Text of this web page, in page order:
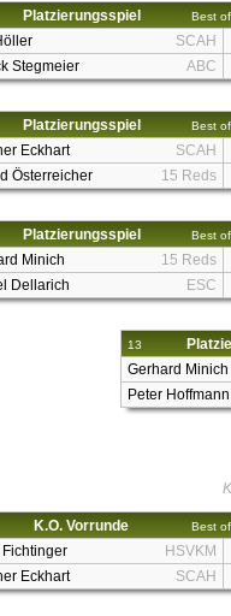
Platzierungsspiel Best
SCAH
Stegmeier
ABC
Platzierungsspiel Best
Eckhart
SCAH
Österreicher
15 Reds
Platzierungsspiel Best
Minich
15 Reds
Dellarich
ESC
13
Gerhard Minich
Peter Hoffmann
K.O. Vorrunde Best
HSVKM
Eckhart
SCAH